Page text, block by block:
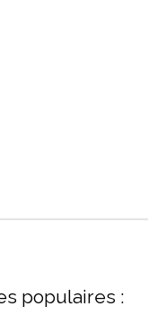
populaires :